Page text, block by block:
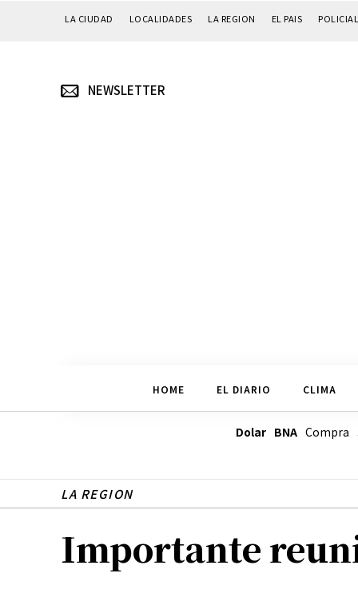
LA CIUDAD LOCALIDADES LA REGION EL PAIS
NEWSLETTER
HOME EL DIARIO CLIMA
Dolar BNACompra
LA REGION
Importante